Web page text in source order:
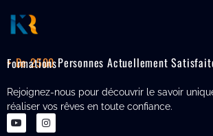
+ De 2500
Personnes Actuellement Satisfaites De Mes Formations
Rejoignez-nous pour découvrir le savoir
réaliser vos rêves en toute confiance.